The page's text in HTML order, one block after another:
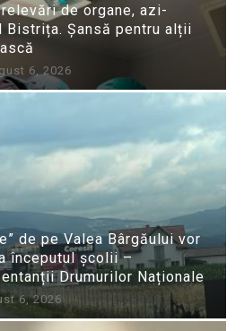
de organe, azi-
Bistrița. Șansă pentru alții
6, 2026
de pe Valea Bârgăului vor
începutul școlii –
Drumurilor Naționale
6, 2026